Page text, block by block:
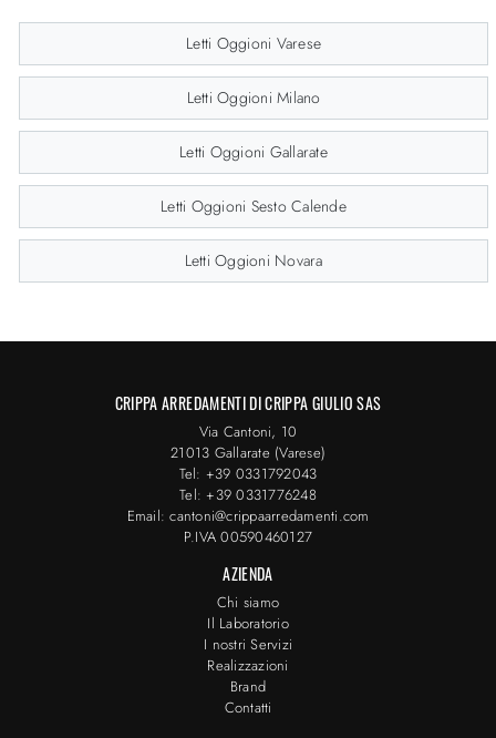
Letti Oggioni Varese
Letti Oggioni Milano
Letti Oggioni Gallarate
Letti Oggioni Sesto Calende
Letti Oggioni Novara
CRIPPA ARREDAMENTI DI CRIPPA GIULIO SAS
Via Cantoni, 10
21013 Gallarate (Varese)
Tel: +39 0331792043
Tel: +39 0331776248
Email: cantoni@crippaarredamenti.com
P.IVA 00590460127
AZIENDA
Chi siamo
Il Laboratorio
I nostri Servizi
Realizzazioni
Brand
Contatti